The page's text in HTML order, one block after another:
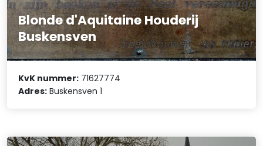
Blonde d'Aquitaine Houderij
Buskensven
KvK nummer: 71627774
Adres: Buskensven 1